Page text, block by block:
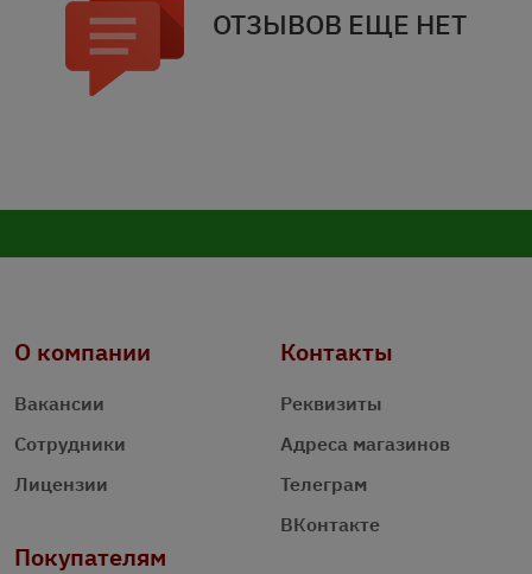
ОТЗЫВОВ ЕЩЕ НЕТ
О компании
Вакансии
Сотрудники
Лицензии
Контакты
Реквизиты
Адреса магазинов
Телеграм
ВКонтакте
Покупателям